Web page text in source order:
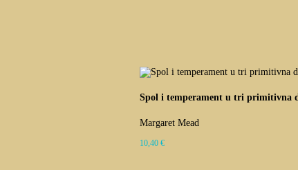
Spol i temperament u tri primitivna
Margaret Mead
10,40 €